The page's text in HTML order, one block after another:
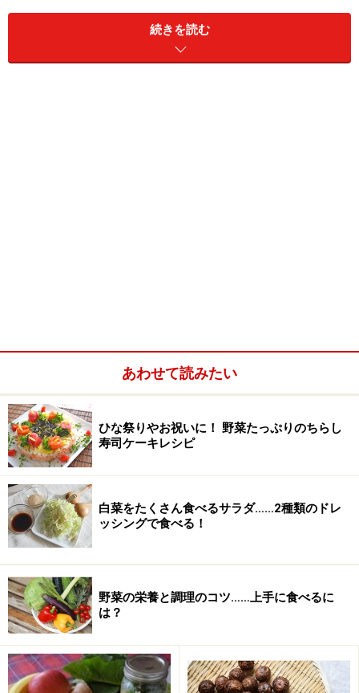
2.黒豆を柔らかく煮る（4～6時間・差し水をしながら焦
3.仕上げに鍋で煮る（1～2時間・差し水をしながら焦げ
付かないよう見張る）
4.冷ます（20分以上）
保温水筒を活用すると、焦げ付かないよう見ている時間
がグッと減らせます。水筒で作るため、少量しか作れま
せんが、ぜひお試しください。
保温水筒で作る黒豆(2人分)
■黒豆の煮物
続きを読む
あわせて読みたい
ひな祭りやお祝いに！ 野菜たっぷりのちらし
寿司ケーキレシピ
白菜をたくさん食べるサラダ……2種類のドレ
ッシングで食べる！
野菜の栄養と調理のコツ……上手に食べるに
は？